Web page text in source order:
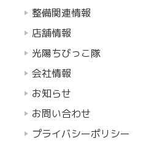
整備関連情報
店舗情報
光陽ちびっこ隊
会社情報
お知らせ
お問い合わせ
プライバシーポリシー